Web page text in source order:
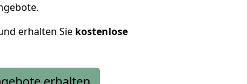
erhalten Sie kostenlose